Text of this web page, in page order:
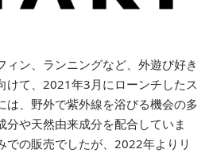
ィン、ランニングなど、外遊び好き
けて、2021年3月にローンチしたス
は、野外で紫外線を浴びる機会の多
分や天然由来成分を配合していま
での販売でしたが、2022年よりリ